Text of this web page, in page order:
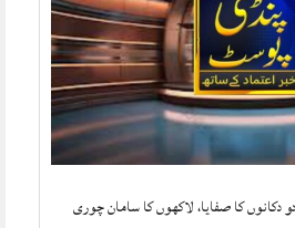
کا صفایا، لاکھوں کا سامان چوری